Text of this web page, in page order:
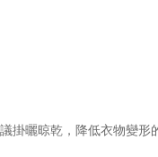
曬晾乾，降低衣物變形